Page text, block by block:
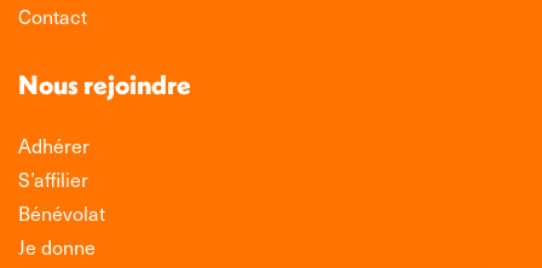
Contact
Nous rejoindre
Adhérer
S’affilier
Bénévolat
Je donne